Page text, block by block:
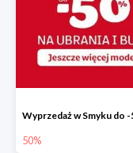
50%